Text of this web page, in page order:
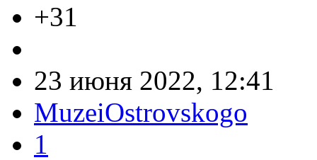
+31
23 июня 2022, 12:41
MuzeiOstrovskogo
1